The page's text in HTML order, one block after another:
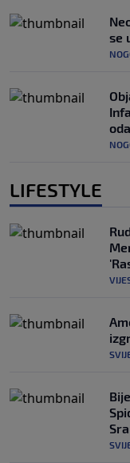
se
LIFESTYLE